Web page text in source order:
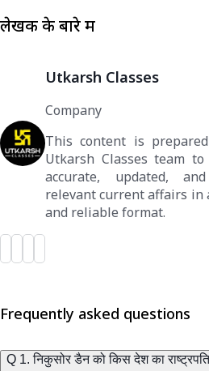
लेखक के बारे में
Utkarsh Classes
Company
This content is
Utkarsh Classes team
accurate, updated,
relevant current affairs in
and reliable format.
Frequently asked questions
Q 1. निकुसोर डैन को किस देश का